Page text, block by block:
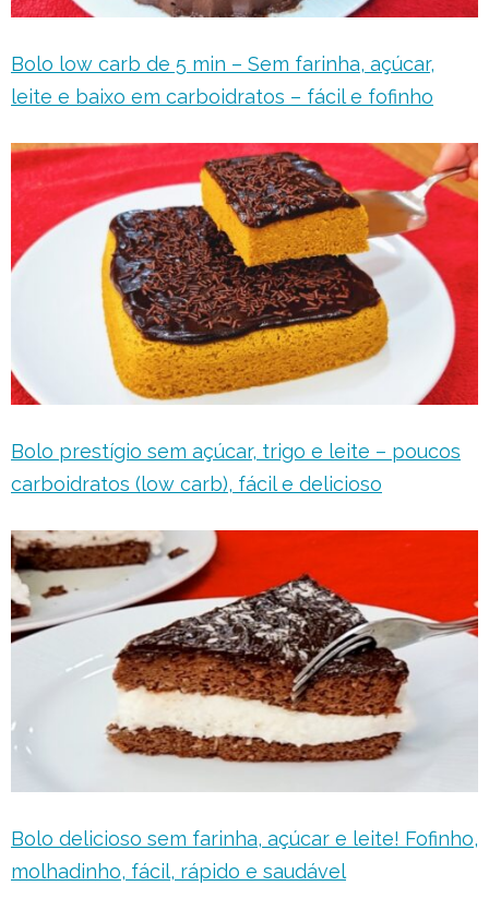
Bolo low carb de 5 min – Sem farinha, açúcar,
leite e baixo em carboidratos – fácil e fofinho
Bolo prestígio sem açúcar, trigo e leite – poucos
carboidratos (low carb), fácil e delicioso
Bolo delicioso sem farinha, açúcar e leite! Fofinho,
molhadinho, fácil, rápido e saudável